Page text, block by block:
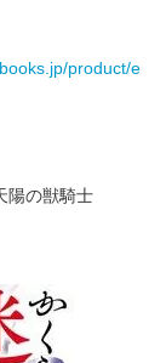
product/e
陽の獣騎士